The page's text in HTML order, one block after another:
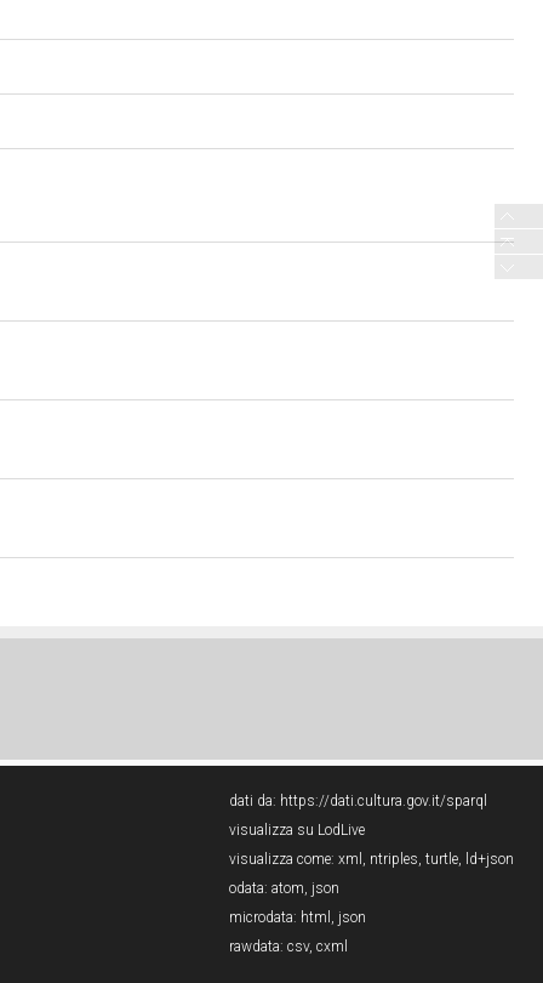
dati da: https://dati.cultura.gov.it/sparql
visualizza su LodLive
visualizza come: xml , ntriples, turtle, ld+json
odata: atom, json
microdata: html , json
rawdata: csv, cxml